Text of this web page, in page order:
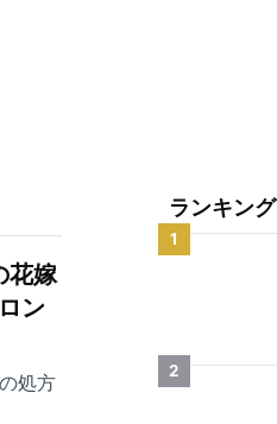
花嫁
ン
処方
ランキング
1
2